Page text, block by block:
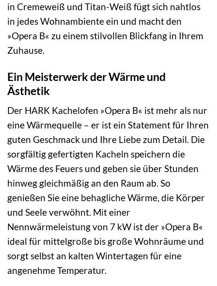
in Cremeweiß und Titan-Weiß fügt sich nahtlos
in jedes Wohnambiente ein und macht den
»Opera B« zu einem stilvollen Blickfang in Ihrem
Zuhause.
Ein Meisterwerk der Wärme und
Ästhetik
Der HARK Kachelofen »Opera B« ist mehr als nur
eine Wärmequelle – er ist ein Statement für Ihren
guten Geschmack und Ihre Liebe zum Detail. Die
sorgfältig gefertigten Kacheln speichern die
Wärme des Feuers und geben sie über Stunden
hinweg gleichmäßig an den Raum ab. So
genießen Sie eine behagliche Wärme, die Körper
und Seele verwöhnt. Mit einer
Nennwärmeleistung von 7 kW ist der »Opera B«
ideal für mittelgroße bis große Wohnräume und
sorgt selbst an kalten Wintertagen für eine
angenehme Temperatur.